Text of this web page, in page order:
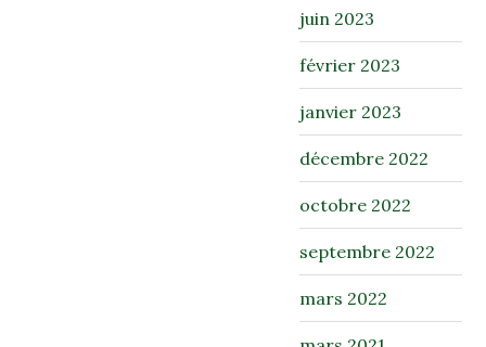
juin 2023
février 2023
janvier 2023
décembre 2022
octobre 2022
septembre 2022
mars 2022